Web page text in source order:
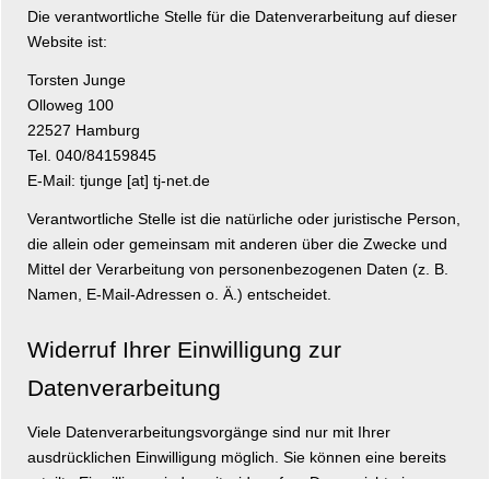
Die verantwortliche Stelle für die Datenverarbeitung auf dieser
Website ist:
Torsten Junge
Olloweg 100
22527 Hamburg
Tel. 040/84159845
E-Mail: tjunge [at] tj-net.de
Verantwortliche Stelle ist die natürliche oder juristische Person,
die allein oder gemeinsam mit anderen über die Zwecke und
Mittel der Verarbeitung von personenbezogenen Daten (z. B.
Namen, E-Mail-Adressen o. Ä.) entscheidet.
Widerruf Ihrer Einwilligung zur
Datenverarbeitung
Viele Datenverarbeitungsvorgänge sind nur mit Ihrer
ausdrücklichen Einwilligung möglich. Sie können eine bereits